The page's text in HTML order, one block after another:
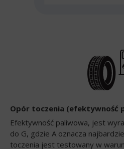
Opór toczenia (efektywność
Efektywność paliwowa, jest
do G, gdzie A oznacza
toczenia jest testowany w